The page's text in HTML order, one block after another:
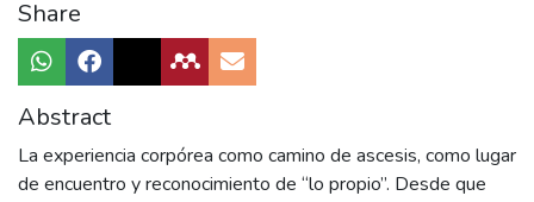
Share
Abstract
La experiencia corpórea como camino de ascesis, como lugar
de encuentro y reconocimiento de “lo propio”. Desde que